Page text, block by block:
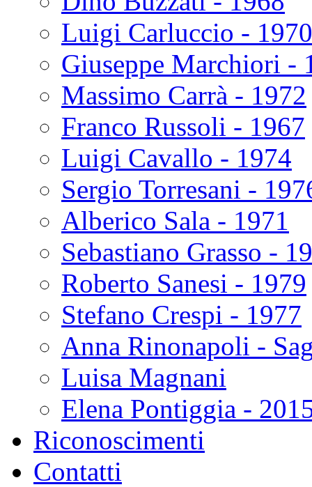
Luigi Carluccio - 1970
Giuseppe Marchiori -
Massimo Carrà - 1972
Franco Russoli - 1967
Luigi Cavallo - 1974
Sergio Torresani -
Alberico Sala - 1971
Sebastiano Grasso -
Roberto Sanesi - 1979
Stefano Crespi - 1977
Anna Rinonapoli -
Luisa Magnani
Elena Pontiggia -
Riconoscimenti
Contatti